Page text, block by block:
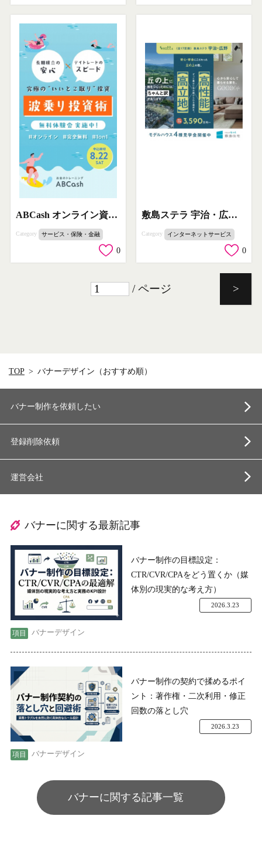
ABCash オンライン資産運用 無料体験
Category サービス・保険・金融
0
敷島ステラ 宇治・広野 分譲地モデル見学会
Category インターネットサービス
0
/ ページ >
TOP バナーデザイン（おすすめ順）
バナー制作を依頼したい
登録削除依頼
運営会社
バナーに関する最新記事
バナー制作の目標設定：
CTR/CVR/CPAをどう置くか（媒
体別の現実的な考え方）
バナーデザイン
2026.3.23
バナー制作の契約で揉めるポイ
ント：著作権・二次利用・修正
回数の落とし穴
バナーデザイン
2026.3.23
バナーに関する記事一覧